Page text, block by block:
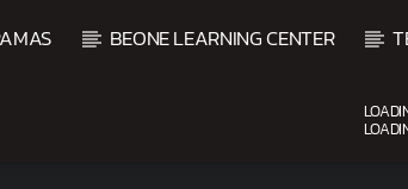
BEONE LEARNING CENTER